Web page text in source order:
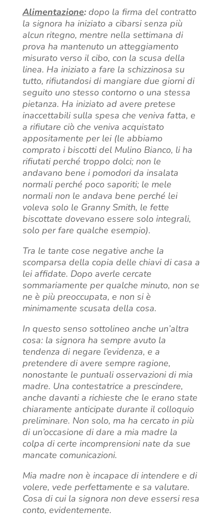
Alimentazione:dopo la firma del contratto
la signora ha iniziato a cibarsi senza più
alcun ritegno, mentre nella settimana di
prova ha mantenuto un atteggiamento
misurato verso il cibo, con la scusa della
linea. Ha iniziato a fare la schizzinosa su
tutto, rifiutandosi di mangiare due giorni di
seguito uno stesso contorno o una stessa
pietanza. Ha iniziato ad avere pretese
inaccettabili sulla spesa che veniva fatta, e
a rifiutare ciò che veniva acquistato
appositamente per lei (le abbiamo
comprato i biscotti del Mulino Bianco, li ha
rifiutati perché troppo dolci; non le
andavano bene i pomodori da insalata
normali perché poco saporiti; le mele
normali non le andava bene perché lei
voleva solo le Granny Smith, le fette
biscottate dovevano essere solo integrali,
solo per fare qualche esempio).
Tra le tante cose negative anche la
scomparsa della copia delle chiavi di casa a
lei affidate. Dopo averle cercate
sommariamente per qualche minuto, non se
ne è più preoccupata, e non si è
minimamente scusata della cosa.
In questo senso sottolineo anche un’altra
cosa: la signora ha sempre avuto la
tendenza di negare l’evidenza, e a
pretendere di avere sempre ragione,
nonostante le puntuali osservazioni di mia
madre. Una contestatrice a prescindere,
anche davanti a richieste che le erano state
chiaramente anticipate durante il colloquio
preliminare. Non solo, ma ha cercato in più
di un’occasione di dare a mia madre la
colpa di certe incomprensioni nate da sue
mancate comunicazioni.
Mia madre non è incapace di intendere e di
volere, vede perfettamente e sa valutare.
Cosa di cui la signora non deve essersi resa
conto, evidentemente.